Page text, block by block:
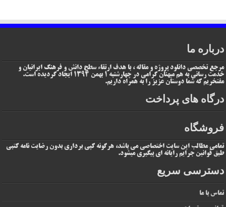
درباره ما
مرجع تخصصی دانلود پروژه و مقاله ، با هدف ارتقاء سطح دانش و فرهنگ ایرانیان و
خدمت رسانی به هم میهنان گرامی در چهارشنبه 1 بهمن 1394 ایجاد گردیده است.
مفتخریم که شما دوستان عزیز را به همراه داریم.
درگاه های پرداخت
فروشگاه
تمامی مطالب این سایت اختصاصی می باشد، هرگونه کپی برداری بدون رضایت نامه کتبی
طبق قوانین جرایم رایانه ای پیگیری میشود.
دسترسی سریع
تماس با ما